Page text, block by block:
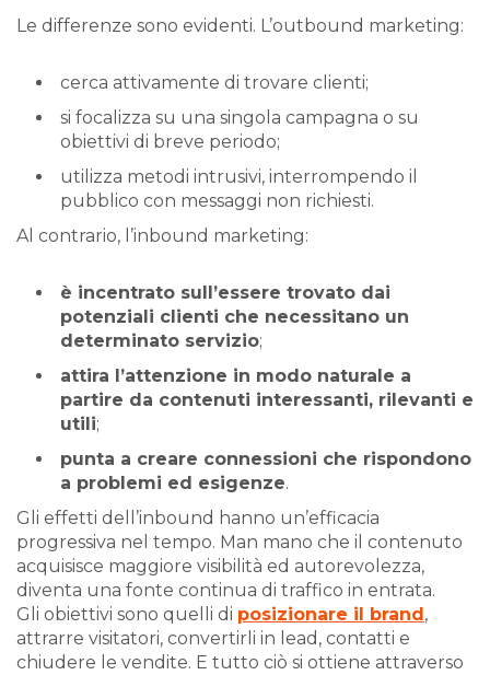
Le differenze sono evidenti. L’outbound marketing:
cerca attivamente di trovare clienti;
si focalizza su una singola campagna o su
obiettivi di breve periodo;
utilizza metodi intrusivi, interrompendo il
pubblico con messaggi non richiesti.
Al contrario, l’inbound marketing:
è incentrato sull’essere trovato dai
potenziali clienti che necessitano un
determinato servizio;
attira l’attenzione in modo naturale a
partire da contenuti interessanti, rilevanti e
utili;
punta a creare connessioni che rispondono
a problemi ed esigenze.
Gli effetti dell’inbound hanno un’efficacia
progressiva nel tempo. Man mano che il contenuto
acquisisce maggiore visibilità ed autorevolezza,
diventa una fonte continua di traffico in entrata.
Gli obiettivi sono quelli di posizionare il brand ,
attrarre visitatori, convertirli in lead, contatti e
chiudere le vendite. E tutto ciò si ottiene attraverso